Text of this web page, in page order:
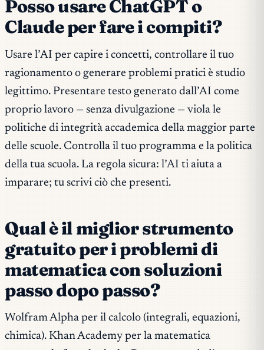
Posso usare ChatGPT o
Claude per fare i compiti?
Usare l’AI per capire i concetti, controllare il tuo
ragionamento o generare problemi pratici è studio
legittimo. Presentare testo generato dall’AI come
proprio lavoro — senza divulgazione — viola le
politiche di integrità accademica della maggior parte
delle scuole. Controlla il tuo programma e la politica
della tua scuola. La regola sicura: l’AI ti aiuta a
imparare; tu scrivi ciò che presenti.
Qual è il miglior strumento
gratuito per i problemi di
matematica con soluzioni
passo dopo passo?
Wolfram Alpha per il calcolo (integrali, equazioni,
chimica). Khan Academy per la matematica